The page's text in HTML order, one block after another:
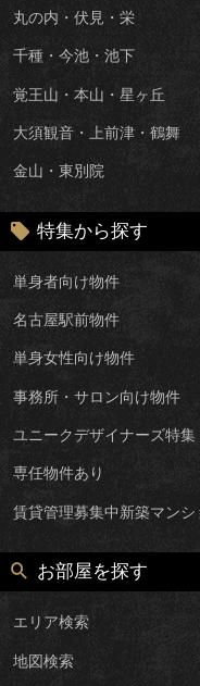
丸の内・伏見・栄
千種・今池・池下
覚王山・本山・星ヶ丘
大須観音・上前津・鶴舞
金山・東別院
特集から探す
単身者向け物件
名古屋駅前物件
単身女性向け物件
事務所・サロン向け物件
ユニークデザイナーズ特集
専任物件あり
賃貸管理募集中新築マンシ
お部屋を探す
エリア検索
地図検索